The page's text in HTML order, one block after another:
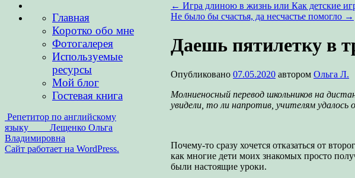
← Игра длиною в жизнь или Как детские
Не было бы счастья, да несчастье помогло →
Даешь пятилетку в
Опубликовано 07.05.2020 автором Ольга Л.
Молниеносный перевод школьников на
увидели, то ли напротив, учителям
Почему-то сразу хочется отказаться от
как многие дети моих знакомых просто
были настоящие уроки.
Главная
Коротко обо мне
Фотогалерея
Используемые
ресурсы
Мой блог
Гостевая книга
Репетитор по английскому
языку Лещенко Ольга
Владимировна
Сайт работает на WordPress.